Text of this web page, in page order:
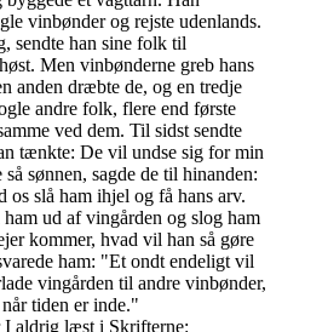
vinbønder og rejste udenlands.
sendte han sine folk til
Men vinbønderne greb hans
anden dræbte de, og en tredje
andre folk, flere end første
ved dem. Til sidst sendte
tænkte: De vil undse sig for min
sønnen, sagde de til hinanden:
slå ham ihjel og få hans arv.
ud af vingården og slog ham
kommer, hvad vil han så gøre
ham: "Et ondt endeligt vil
vingården til andre vinbønder,
tiden er inde."
I aldrig læst i Skrifterne: